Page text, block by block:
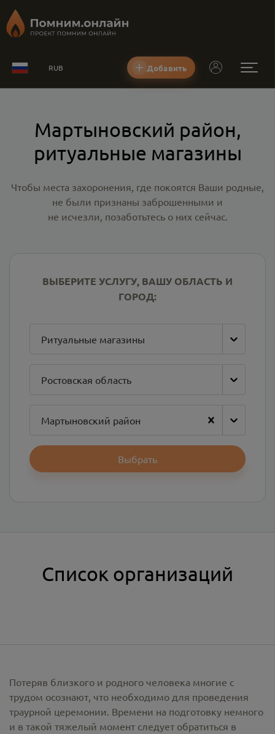
RUB Добавить
Мартыновский район,
ритуальные магазины
Чтобы места захоронения, где покоятся Ваши родные,
не были признаны заброшенными и
не исчезли, позаботьтесь о них сейчас.
ВЫБЕРИТЕ УСЛУГУ, ВАШУ ОБЛАСТЬ И
ГОРОД:
Ритуальные магазины
Ростовская область
Мартыновский район
Выбрать
Список организаций
Потеряв близкого и родного человека многие с
трудом осознают, что необходимо для проведения
траурной церемонии. Времени на подготовку немного
и в такой тяжелый момент следует обратиться в